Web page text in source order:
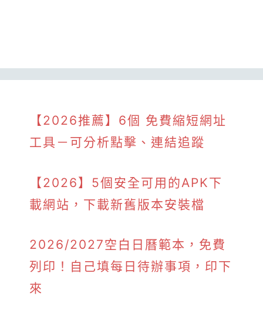
【2026推薦】6個 免費縮短網址
工具－可分析點擊、連結追蹤
【2026】5個安全可用的APK下
載網站，下載新舊版本安裝檔
2026/2027空白日曆範本，免費
列印！自己填每日待辦事項，印下
來